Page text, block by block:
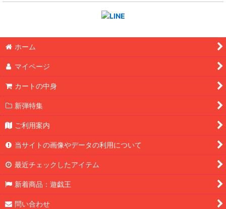
ホーム
マイページ
カートの中身
新弾特集
ご利用案内
当サイトの画像やデータの利用について
最近チェックしたアイテム
新着商品：遊戯王
問い合わせ